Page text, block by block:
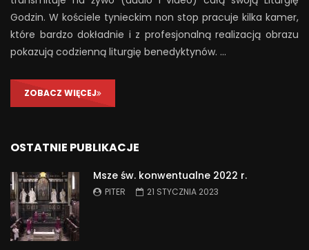
Godzin. W kościele tynieckim non stop pracuje kilka kamer,
które bardzo dokładnie i z profesjonalną realizacją obrazu
pokazują codzienną liturgię benedyktynów. …
ZOBACZ WIĘCEJ
OSTATNIE PUBLIKACJE
Msze św. konwentualne 2022 r.
PITER 21 STYCZNIA 2023